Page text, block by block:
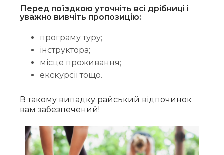
Перед поїздкою уточніть всі дрібниці і
уважно вивчіть пропозицію:
програму туру;
інструктора;
місце проживання;
екскурсії тощо.
В такому випадку райський відпочинок
вам забезпечений!